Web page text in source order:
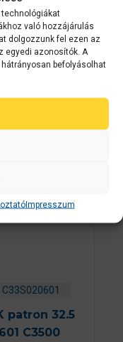
technológiákat
való hozzájárulás
dolgozzunk fel ezen az
egyedi azonosítók. A
befolyásolhat
Impresszum
C33S020601
patron 32.5
C3500